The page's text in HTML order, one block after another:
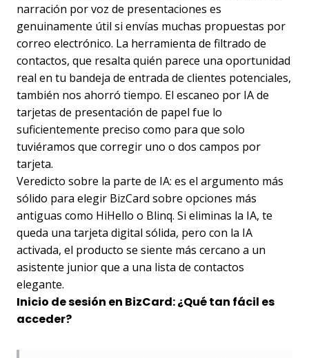
narración por voz de presentaciones es
genuinamente útil si envías muchas propuestas por
correo electrónico. La herramienta de filtrado de
contactos, que resalta quién parece una oportunidad
real en tu bandeja de entrada de clientes potenciales,
también nos ahorró tiempo. El escaneo por IA de
tarjetas de presentación de papel fue lo
suficientemente preciso como para que solo
tuviéramos que corregir uno o dos campos por
tarjeta.
Veredicto sobre la parte de IA: es el argumento más
sólido para elegir BizCard sobre opciones más
antiguas como HiHello o Blinq. Si eliminas la IA, te
queda una tarjeta digital sólida, pero con la IA
activada, el producto se siente más cercano a un
asistente junior que a una lista de contactos
elegante.
Inicio de sesión en BizCard: ¿Qué tan fácil es
acceder?